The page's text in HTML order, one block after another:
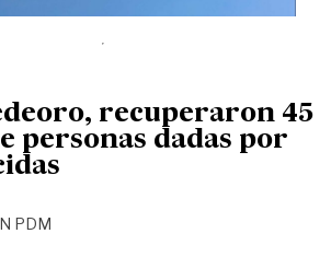
recuperaron 45
personas dadas por
PDM